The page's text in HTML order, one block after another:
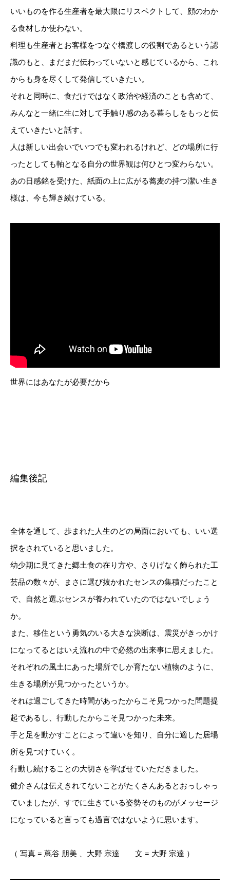
いいものを作る生産者を最大限にリスペクトして、顔のわか
る食材しか使わない。
料理も生産者とお客様をつなぐ橋渡しの役割であるという認
識のもと、まだまだ伝わっていないと感じているから、これ
からも身を尽くして発信していきたい。
それと同時に、食だけではなく政治や経済のことも含めて、
みんなと一緒に生に対して手触り感のある暮らしをもっと伝
えていきたいと話す。
人は新しい出会いでいつでも変われるけれど、どの場所に行
ったとしても軸となる自分の世界観は何ひとつ変わらない。
あの日感銘を受けた、紙面の上に広がる蕎麦の持つ潔い生き
様は、今も輝き続けている。
世界にはあなたが必要だから
編集後記
全体を通して、歩まれた人生のどの局面においても、いい選
択をされていると思いました。
幼少期に見てきた郷土食の在り方や、さりげなく飾られた工
芸品の数々が、まさに選び抜かれたセンスの集積だったこと
で、自然と選ぶセンスが養われていたのではないでしょう
か。
また、移住という勇気のいる大きな決断は、震災がきっかけ
になってるとはいえ流れの中で必然の出来事に思えました。
それぞれの風土にあった場所でしか育たない植物のように、
生きる場所が見つかったというか。
それは過ごしてきた時間があったからこそ見つかった問題提
起であるし、行動したからこそ見つかった未来。
手と足を動かすことによって違いを知り、自分に適した居場
所を見つけていく。
行動し続けることの大切さを学ばせていただきました。
健介さんは伝えきれてないことがたくさんあるとおっしゃっ
ていましたが、すでに生きている姿勢そのものがメッセージ
になっていると言っても過言ではないように思います。
（ 写真 = 蔦谷 朋美 、 大野 宗達 文 = 大野 宗達 ）